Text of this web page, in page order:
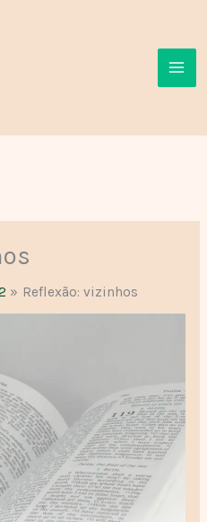
Reflexão: vizinhos